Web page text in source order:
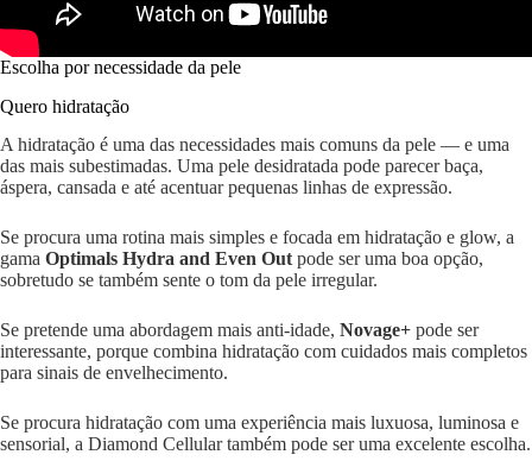
Escolha por necessidade da pele
Quero hidratação
A hidratação é uma das necessidades mais comuns da pele — e uma
das mais subestimadas. Uma pele desidratada pode parecer baça,
áspera, cansada e até acentuar pequenas linhas de expressão.
Se procura uma rotina mais simples e focada em hidratação e glow, a
gama Optimals Hydra and Even Out pode ser uma boa opção,
sobretudo se também sente o tom da pele irregular.
Se pretende uma abordagem mais anti-idade, Novage+ pode ser
interessante, porque combina hidratação com cuidados mais completos
para sinais de envelhecimento.
Se procura hidratação com uma experiência mais luxuosa, luminosa e
sensorial, a Diamond Cellular também pode ser uma excelente escolha.